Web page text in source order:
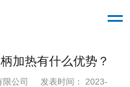
加热有什么优势？
公司
发表时间： 2023-